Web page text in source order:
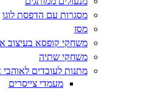
מסגרות עם הדפסת לוגו
מסז
משחקי קופסא בעיצוב
משחקי שתיה
מתנות לעובדים לאוהבי
מעמדי צייסרים